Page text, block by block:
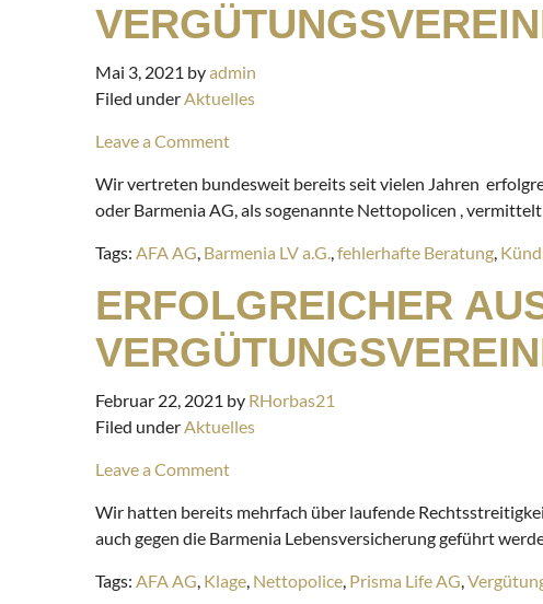
Mai 3, 2021 byadmin
Filed underAktuelles
Leave a Comment
Wir vertreten bundesweit bereits seit vielen Jahren
oder Barmenia AG, als sogenannte Nettopolicen ,
Tags: AFA AG, Barmenia LV a.G.,fehlerhafte Beratung,
ERFOLGREICHER
Februar 22, 2021 by RHorbas21
Filed underAktuelles
Leave a Comment
Wir hatten bereits mehrfach über laufende
auch gegen die Barmenia Lebensversicherung geführt
Tags: AFA AG, Klage, Nettopolice, Prisma Life AG,